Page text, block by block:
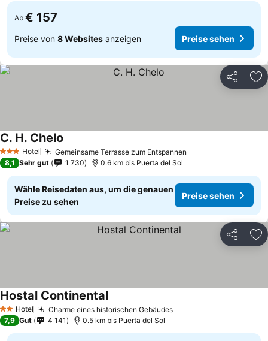
Ab € 157
Preise von 8 Websites anzeigen Preise sehen
Teilen
3 SterneHotel Gemeinsame Terrasse zum Entspannen
C. H. Chelo
8,1 Sehr gut 1 730 0.6 km bis Puerta del Sol
Wähle Reisedaten aus, um die genauen
Preise zu sehen
Preise sehen
Teilen
2 Sterne
Hotel Charme eines historischen GebäudesPreise sehen
Hostal ContinentalPreise sehen
7,9 Gut 4 141 0.5 km bis Puerta del Sol